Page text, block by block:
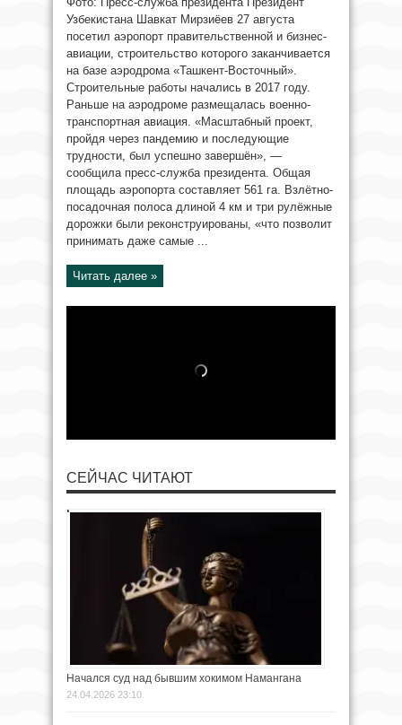
Узбекистана Шавкат Мирзиёев 27 августа
посетил аэропорт правительственной и бизнес-
авиации, строительство которого заканчивается
на базе аэродрома «Ташкент-Восточный».
Строительные работы начались в 2017 году.
Раньше на аэродроме размещалась военно-
транспортная авиация. «Масштабный проект,
пройдя через пандемию и последующие
трудности, был успешно завершён», —
сообщила пресс-служба президента. Общая
площадь аэропорта составляет 561 га. Взлётно-
посадочная полоса длиной 4 км и три рулёжные
дорожки были реконструированы, «что позволит
принимать даже самые ...
Читать далее »
СЕЙЧАС ЧИТАЮТ
Начался суд над бывшим хокимом Намангана
24.04.2026 23:10